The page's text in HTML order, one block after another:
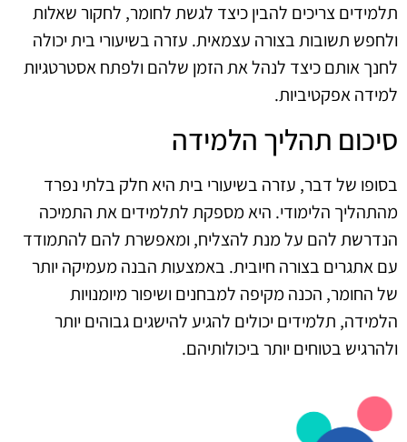
תלמידים צריכים להבין כיצד לגשת לחומר, לחקור שאלות
ולחפש תשובות בצורה עצמאית. עזרה בשיעורי בית יכולה
לחנך אותם כיצד לנהל את הזמן שלהם ולפתח אסטרטגיות
למידה אפקטיביות.
סיכום תהליך הלמידה
בסופו של דבר, עזרה בשיעורי בית היא חלק בלתי נפרד
מהתהליך הלימודי. היא מספקת לתלמידים את התמיכה
הנדרשת להם על מנת להצליח, ומאפשרת להם להתמודד
עם אתגרים בצורה חיובית. באמצעות הבנה מעמיקה יותר
של החומר, הכנה מקיפה למבחנים ושיפור מיומנויות
הלמידה, תלמידים יכולים להגיע להישגים גבוהים יותר
ולהרגיש בטוחים יותר ביכולותיהם.